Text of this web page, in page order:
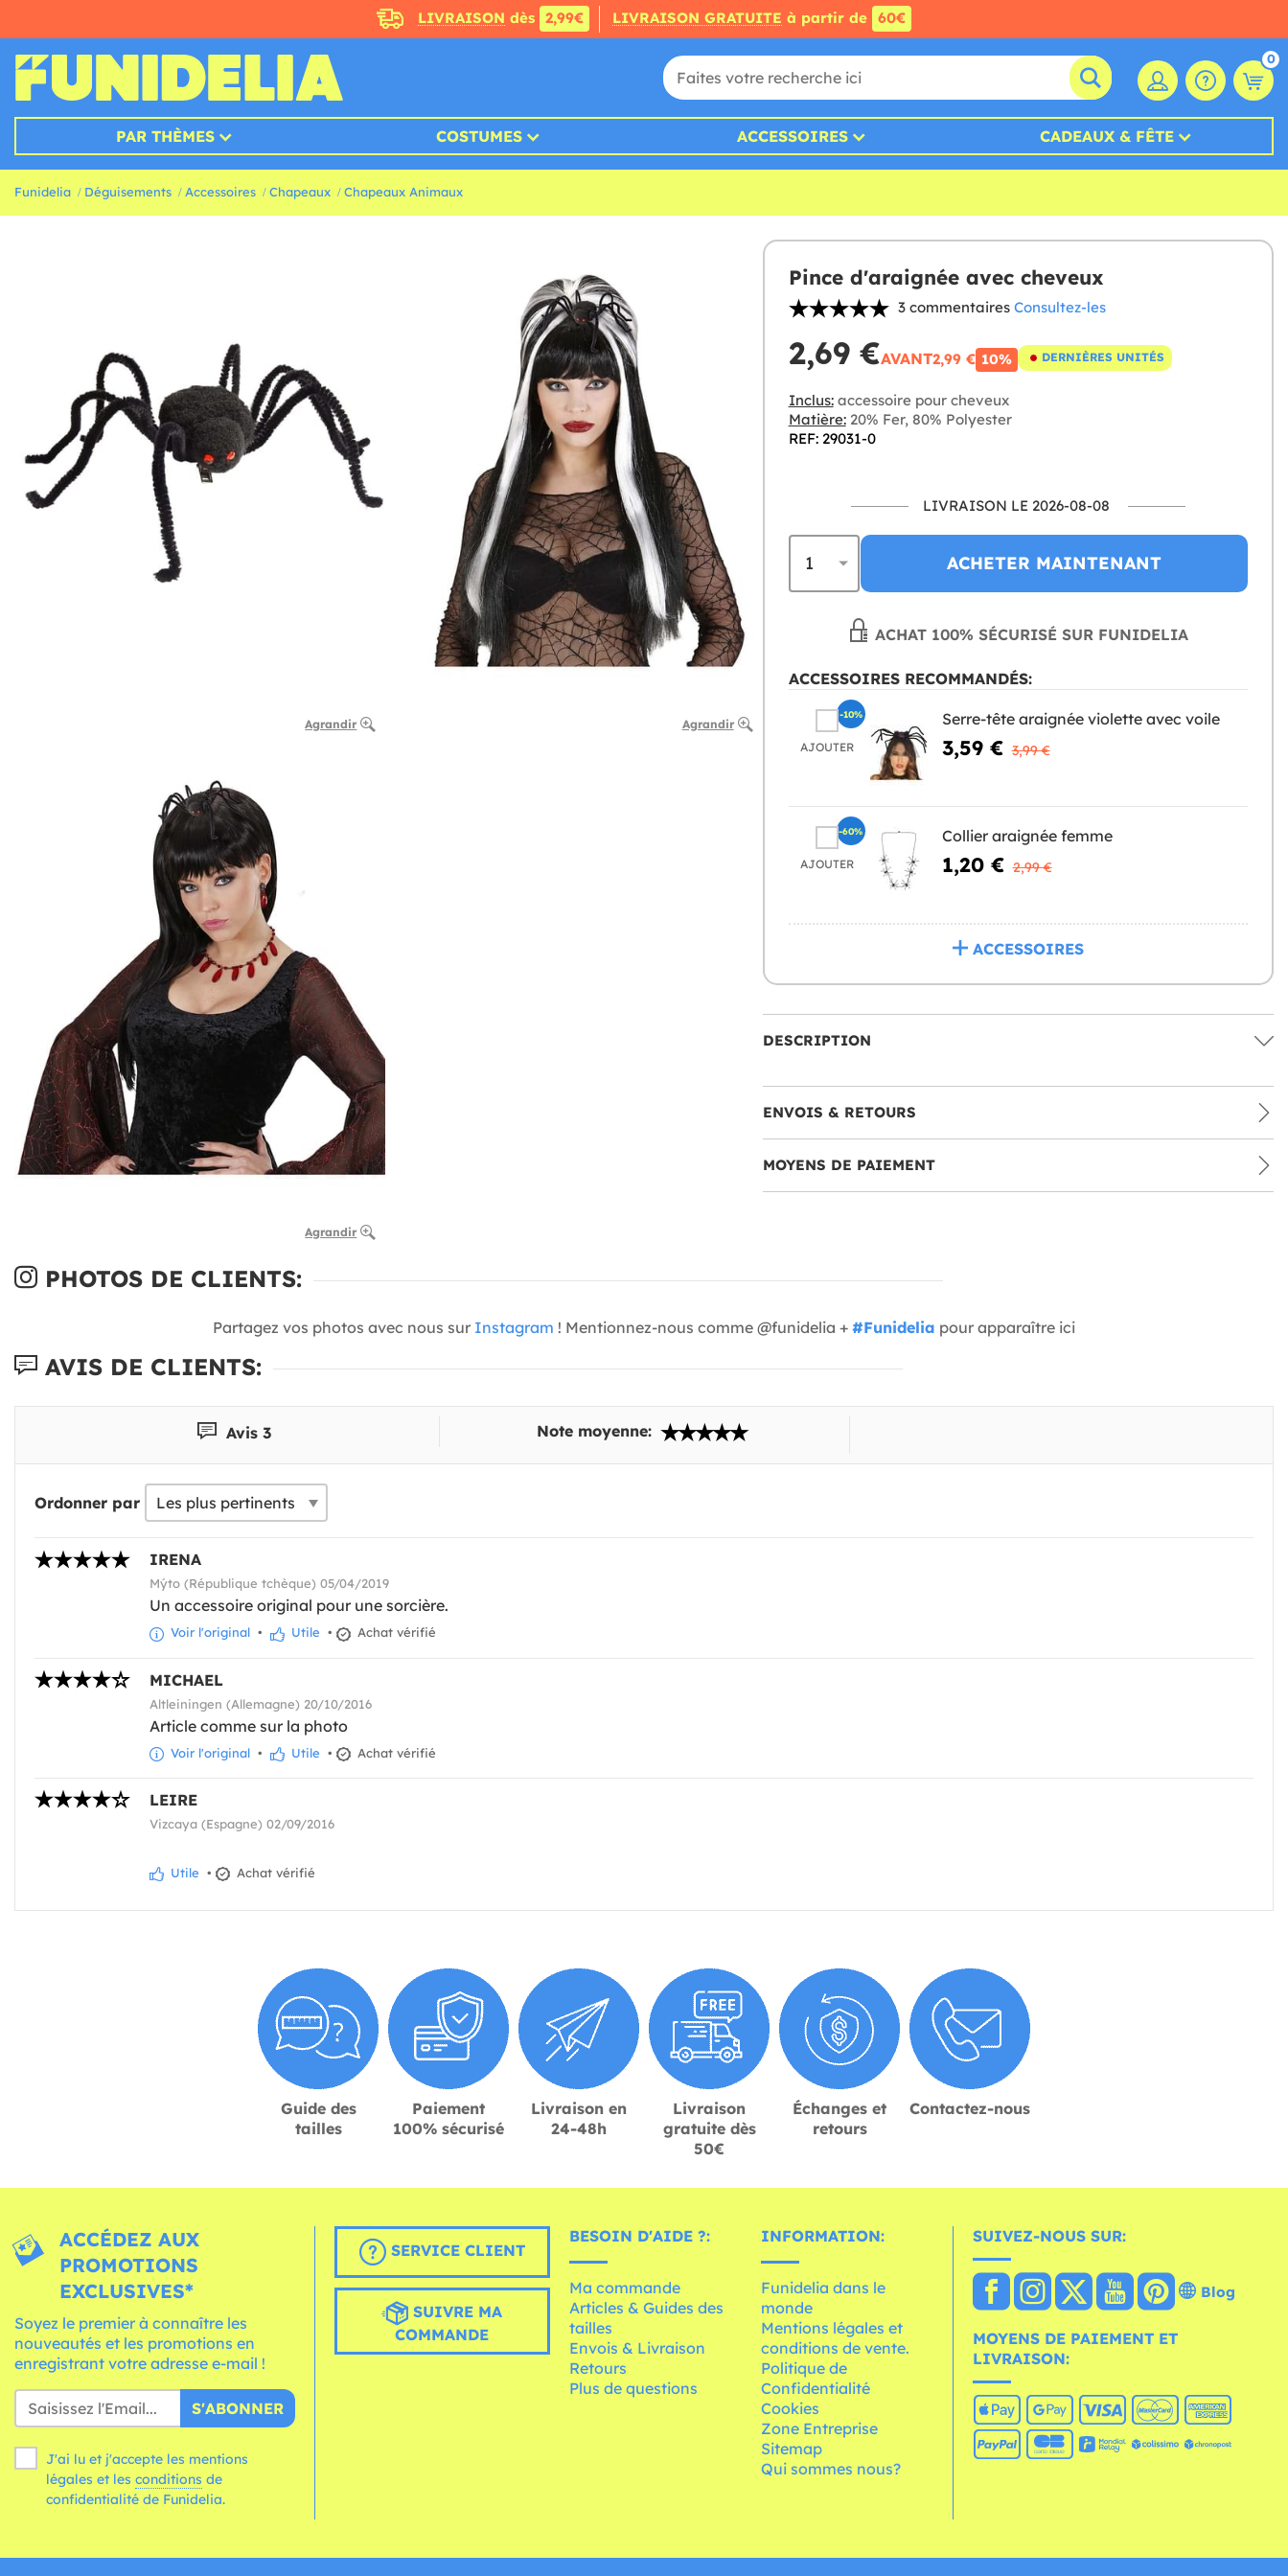
LIVRAISON dès 2,99€ LIVRAISON GRATUITE à partir de 60€
0
PAR THÈMES COSTUMES ACCESSOIRES CADEAUX & FÊTE
Funidelia Déguisements Accessoires Chapeaux Chapeaux Animaux
Agrandir Agrandir
Agrandir
Pince d'araignée avec cheveux
3 commentaires Consultez-les
2,69 €AVANT2,99 € 10% DERNIÈRES UNITÉS
Inclus:accessoire pour cheveux
Matière:20% Fer, 80% Polyester
REF: 29031-0
LIVRAISON LE 2026-08-08
ACHETER MAINTENANT
ACHAT 100% SÉCURISÉ SUR FUNIDELIA
ACCESSOIRES RECOMMANDÉS:
AJOUTER
Serre-tête araignée violette avec voile
3,59 € 3,99 €
-10%
AJOUTER
Collier araignée femme
1,20 € 2,99 €
-60%
ACCESSOIRES
DESCRIPTION
ENVOIS & RETOURS
MOYENS DE PAIEMENT
PHOTOS DE CLIENTS:
Partagez vos photos avec nous sur Instagram ! Mentionnez-nous comme @funidelia + #Funidelia pour apparaître ici
AVIS DE CLIENTS:
Avis 3 Note moyenne:
Ordonner par
IRENA
Mýto (République tchèque) 05/04/2019
Un accessoire original pour une sorcière.
Voir l'original • Utile • Achat vérifié
MICHAEL
Altleiningen (Allemagne) 20/10/2016
Article comme sur la photo
Voir l'original • Utile • Achat vérifié
LEIRE
Vizcaya (Espagne) 02/09/2016
Utile • Achat vérifié
Guide des
tailles
Paiement
100% sécurisé
Livraison en
24-48h
Livraison
gratuite dès
50€
Échanges et
retours
Contactez-nous
ACCÉDEZ AUX
PROMOTIONS
EXCLUSIVES*
Soyez le premier à connaître les
nouveautés et les promotions en
enregistrant votre adresse e-mail !
S'ABONNER
J'ai lu et j'accepte les mentions
légales et les conditions
confidentialité de Funidelia.
SERVICE CLIENT
SUIVRE MA
COMMANDE
BESOIN D'AIDE ?:
Ma commande
Articles & Guides des
tailles
Envois & Livraison
Retours
Plus de questions
INFORMATION:
Funidelia dans le
monde
Mentions légales et
conditions de vente.
Politique de
Confidentialité
Cookies
Zone Entreprise
Sitemap
Qui sommes nous?
SUIVEZ-NOUS SUR:
Blog
MOYENS DE PAIEMENT ET
LIVRAISON: